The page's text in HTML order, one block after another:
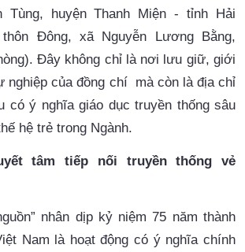
Tùng, huyện Thanh Miện - tỉnh Hải
Đông, xã Nguyễn Lương Bằng,
Đây không chỉ là nơi lưu giữ,giới
nghiệp của đồng chí mà còn là địa chỉ
cóý nghĩa giáo dụctruyền thốngsâu
hệ trẻ trong Ngành.
tâm tiếp nối truyền thống vẻ
nhân dịp kỷ niệm 75 năm thành
Nam là hoạt động có ý nghĩa chính